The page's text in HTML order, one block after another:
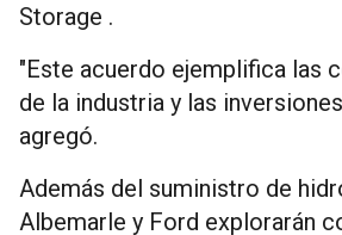
Storage .
"Este acuerdo ejemplifica las
de la industria y las
agregó.
Además del suministro de
Albemarle y Ford explorarán